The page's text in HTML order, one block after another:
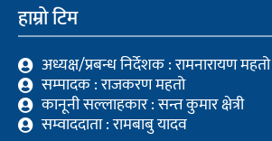
हाम्रो टिम
अध्यक्ष/प्रबन्ध निर्देशक : रामनारायण महतो
सम्पादक : राजकरण महतो
कानूनी सल्लाहकार : सन्त कुमार क्षेत्री
सम्वाददाता : रामबाबु यादव